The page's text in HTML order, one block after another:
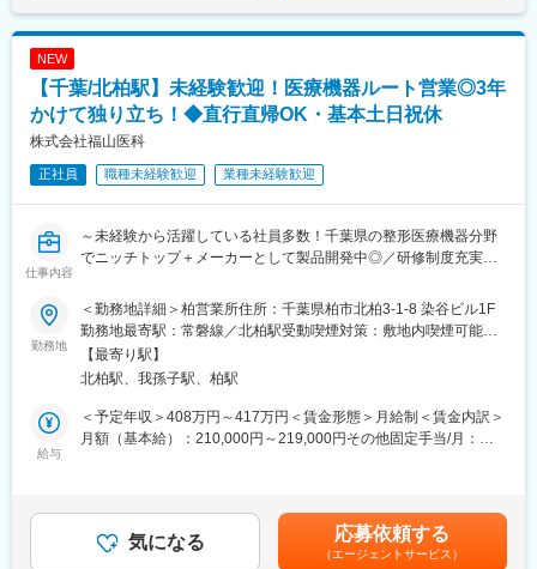
・年間休日125日、土日祝休み、日勤のみで働きやすい
スピーディな製品開発力と幅広い業界への展開力が強み。お客様
の声を反映したオーダーメイド製品づくりで成長を続けていま
す。医療ドラマで使用された実績もあり、私たちの技術はさまざ
変更の範囲：会社の定める業務
サポート業務からスタートし、段階的に専門知識や業界理解を深
めていただきます。
■キャリアパス：
医療業界の専門知識に加え、
・マーケティング知識
・グローバルビジネススキル
将来的には担当製品責任者やマネジメント職、新規商材探索やマ
ーケティング業務など幅広いキャリアを築けます。
■当社の魅力：
◇創業90年・売上106億円超の安定経営基盤
◇呼吸器・睡眠医療領域に特化した専門メーカー
◇欧米の医療機器メーカーとの折衝を通じて英語を活かせる環境
◇資格支援制度、家族手当など福利厚生充実
含めた表記です。
NEW
【千葉/北柏駅】未経験歓迎！医療機器ルート営業◎3年
かけて独り立ち！◆直行直帰OK・基本土日祝休
株式会社福山医科
正社員 職種未経験歓迎 業種未経験歓迎
仕事内容
～未経験から活躍している社員多数！千葉県の整形医療機器分野
でニッチトップ＋メーカーとして製品開発中◎／研修制度充実／
■業務概要
すでにお取引がある病院に対して、手術の器具を届けるルート営
業です。
社内には未経験から入社している人が多く、
医師や患者様を間接的に助けることができやりがいを感じること
ができるお仕事です。
ドクターお一人おひとりにしっかり寄り添い、長くお付き合いで
標値として数値を掲げています。
■詳細
勤務地
＜勤務地詳細＞柏営業所住所：千葉県柏市北柏3-1-8 染谷ビル1F
勤務地最寄駅：常磐線／北柏駅受動喫煙対策：敷地内喫煙可能場
所あり変更の範囲：会社の定める事業所
【最寄り駅】
北柏駅、我孫子駅、柏駅
給与
＜予定年収＞408万円～417万円＜賃金形態＞月給制＜賃金内訳＞
月額（基本給）：210,000円～219,000円その他固定手当/月：
無＞有＜残業手当＞有＜給与補足＞■賞与：年2回（3か月分※実績
次第）■昇給：有 ■その他固定手当の内訳 調整手当、 営業能力手
気になる 応募依頼する
（エージェントサービス）